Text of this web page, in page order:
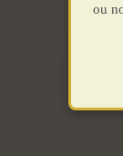
ou